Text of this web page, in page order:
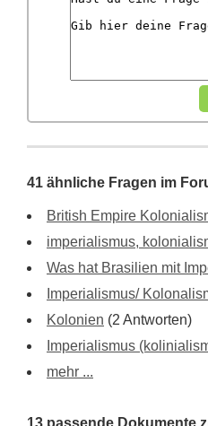
41 ähnliche Fragen im
British Empire
imperialismus,
Was hat Brasilien mit
Imperialismus/
Kolonien (2 Antworten)
Imperialismus
mehr ...
13 passende Dokumente